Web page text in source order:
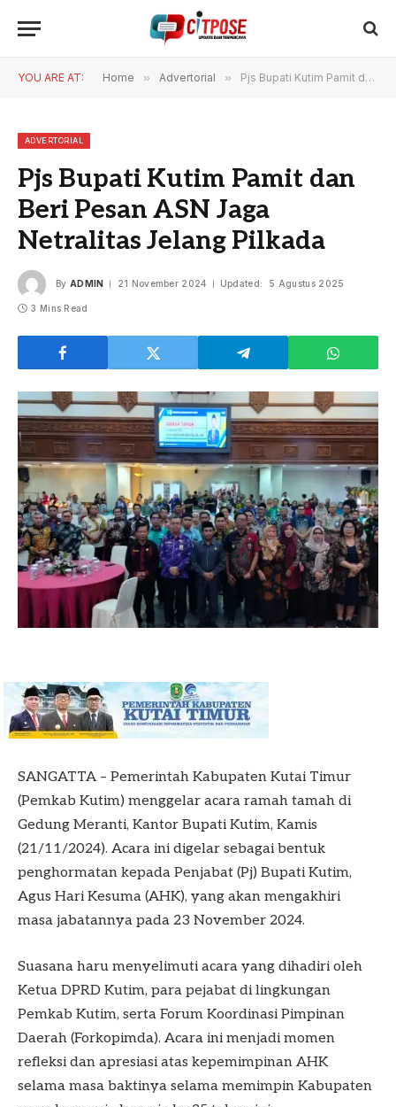
YOU ARE AT: Home » Advertorial » Pjs Bupati Kutim Pamit dan Beri Pesan ASN Jaga Netralitas Jelang Pilkada
ADVERTORIAL
Pjs Bupati Kutim Pamit dan
Beri Pesan ASN Jaga
Netralitas Jelang Pilkada
By ADMIN 21 November 2024 Updated: 5 Agustus 2025
3 Mins Read
SANGATTA – Pemerintah Kabupaten Kutai Timur
(Pemkab Kutim) menggelar acara ramah tamah di
Gedung Meranti, Kantor Bupati Kutim, Kamis
(21/11/2024). Acara ini digelar sebagai bentuk
penghormatan kepada Penjabat (Pj) Bupati Kutim,
Agus Hari Kesuma (AHK), yang akan mengakhiri
masa jabatannya pada 23 November 2024.
Suasana haru menyelimuti acara yang dihadiri oleh
Ketua DPRD Kutim, para pejabat di lingkungan
Pemkab Kutim, serta Forum Koordinasi Pimpinan
Daerah (Forkopimda). Acara ini menjadi momen
refleksi dan apresiasi atas kepemimpinan AHK
selama masa baktinya selama memimpin Kabupaten